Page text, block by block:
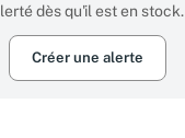
dès qu'il est en stock.
Créer une alerte